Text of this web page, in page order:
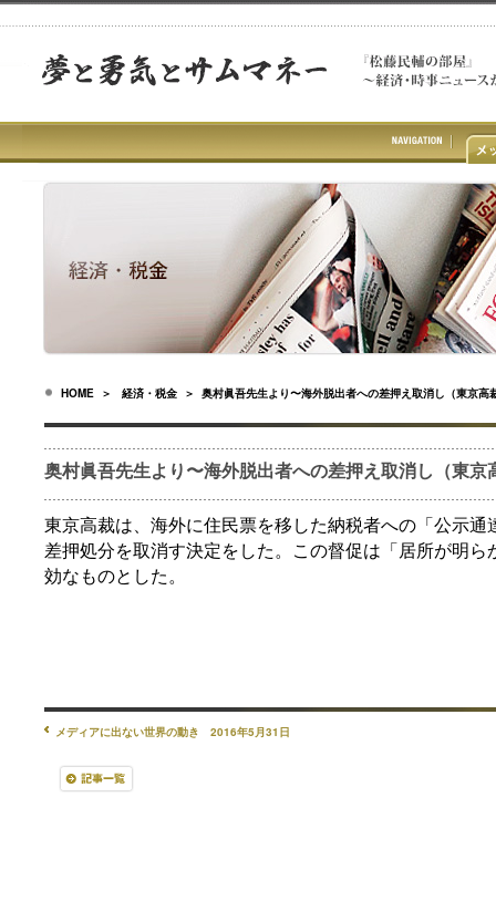
HOME ＞ 経済・税金 ＞ 奥村眞吾先生より〜海外脱出者への差押え取消し（東京高
奥村眞吾先生より〜海外脱出者への差押え取消し（東京
東京高裁は、海外に住民票を移した納税者への「公示
差押処分を取消す決定をした。この督促は「居所が明
効なものとした。
メディアに出ない世界の動き 2016年5月31日